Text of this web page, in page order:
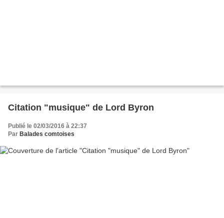
Citation "musique" de Lord Byron
Publié le 02/03/2016 à 22:37
Par Balades comtoises